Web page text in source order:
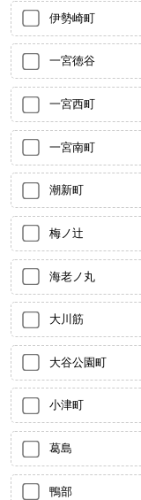
伊勢崎町
一宮徳谷
一宮西町
一宮南町
潮新町
梅ノ辻
海老ノ丸
大川筋
大谷公園町
小津町
葛島
鴨部